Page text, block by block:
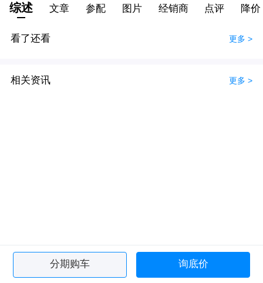
综述 文章 参配 图片 经销商 点评 降价
看了还看 更多 >
相关资讯 更多 >
分期购车 询底价